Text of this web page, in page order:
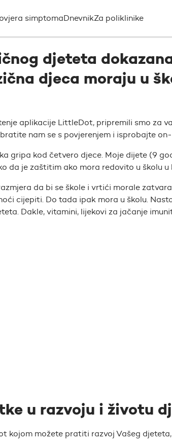
simptomaDnevnikZa poliklinike
djeteta
djeca moraju u
aplikacije LittleDot, pripremili smo za
nam se s povjerenjem i isprobajte
gripa kod četvero djece. Moje dijete (9
da je zaštitim ako mora redovito u školu
da bi se škole i vrtići morale
cijepiti. Do tada ipak mora u školu.
Dakle, vitamini, lijekovi za jačanje
u razvoju i životu
kojom možete pratiti razvoj Vašeg